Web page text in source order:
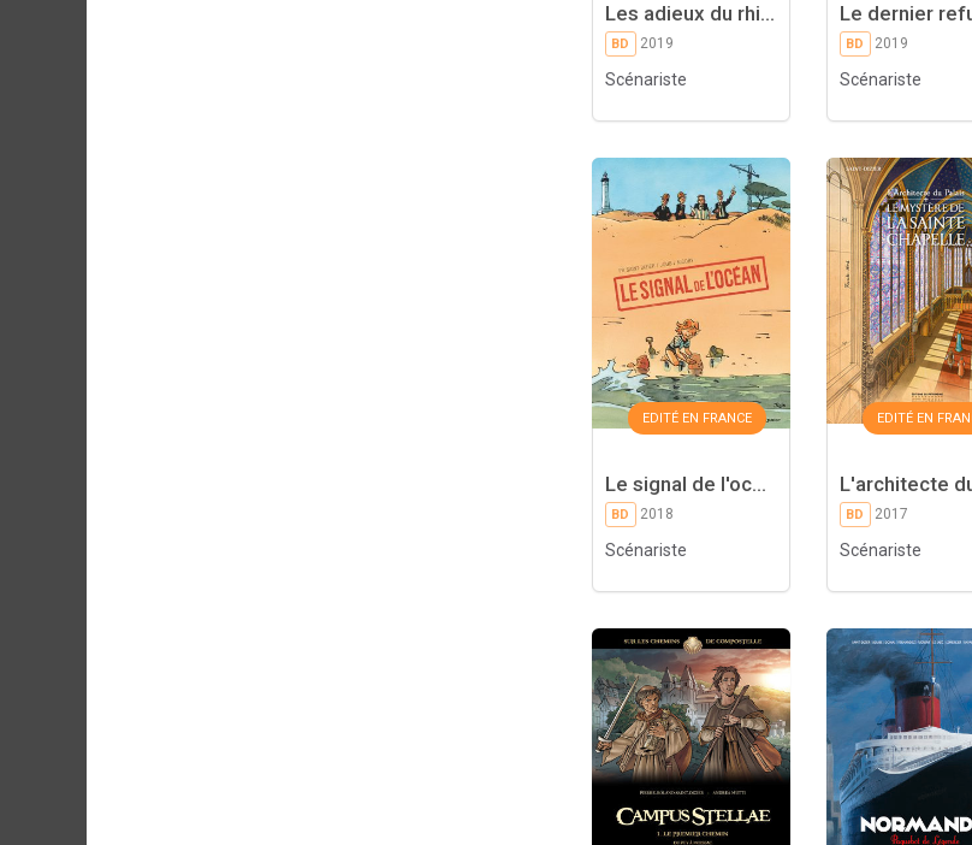
Les adieux du rhi...
BD 2019
Scénariste
Le dernier
BD 2019
Scénariste
EDITÉ EN FRANCE
Le signal de l'oc...
BD 2018
Scénariste
EDITÉ EN
L'architecte
BD 2017
Scénariste